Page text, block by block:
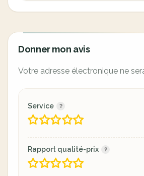
Donner mon avis
Votre adresse électronique ne
Service
Rapport qualité-prix